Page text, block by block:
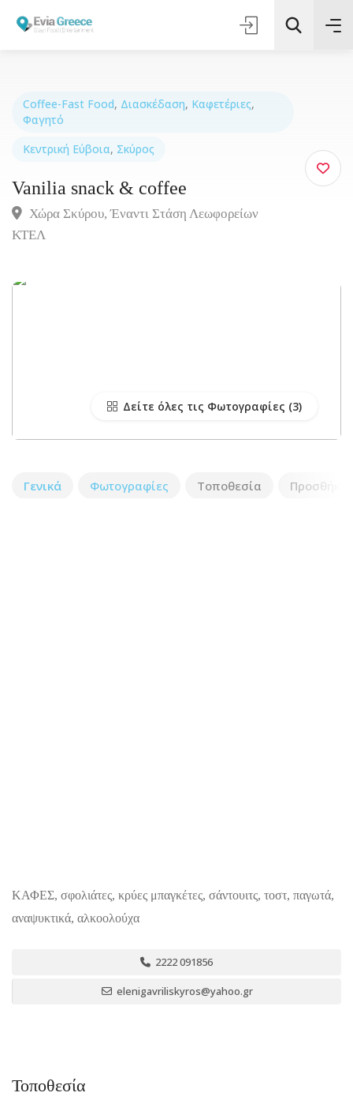
Τοποθεσία
Όλες οι Κατηγορίες
Coffee-Fast Food, Διασκέδαση, Καφετέριες,
Φαγητό
Κεντρική Εύβοια, Σκύρος
Vanilia snack & coffee
Χώρα Σκύρου, Έναντι Στάση Λεωφορείων
ΚΤΕΛ
Δείτε όλες τις Φωτογραφίες
Γενικά Φωτογραφίες Τοποθεσία Προσθήκη
ΚΑΦΕΣ, σφολιάτες, κρύες μπαγκέτες, σάντουιτς, τοστ, παγωτά,
αναψυκτικά, αλκοολούχα
2222 091856
elenigavriliskyros@yahoo.gr
Τοποθεσία